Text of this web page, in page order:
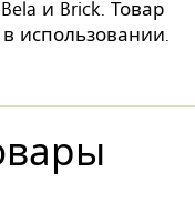
и Brick. Товар
использовании.